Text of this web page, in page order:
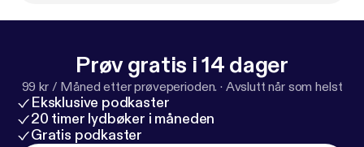
Prøv gratis i 14 dager
99 kr / Måned etter prøveperioden. · Avslutt når som helst
Eksklusive podkaster
20 timer lydbøker i måneden
Gratis podkaster